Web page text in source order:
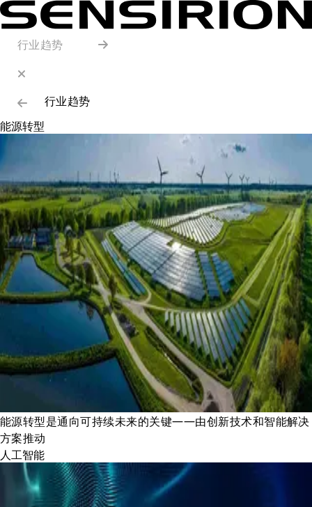
行业趋势
行业趋势
能源转型
能源转型是通向可持续未来的关键——由创新技术和智能解决
方案推动
人工智能